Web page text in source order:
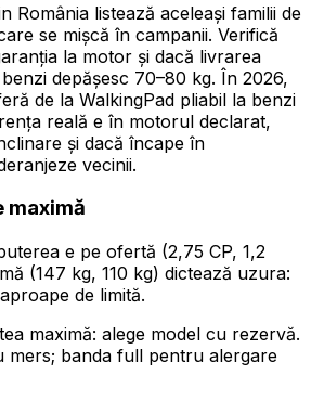
România listează aceleași familii de
se mișcă în campanii. Verifică
la motor și dacă livrarea
depășesc 70–80 kg. În 2026,
de la WalkingPad pliabil la benzi
reală e în motorul declarat,
și dacă încape în
vecinii.
maximă
e pe ofertă (2,75 CP, 1,2
(147 kg, 110 kg) dictează uzura:
de limită.
maximă: alege model cu rezervă.
mers; banda full pentru alergare